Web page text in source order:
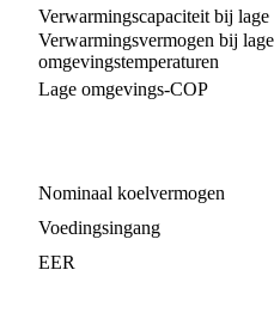
Verwarmingscapaciteit bij lage
Verwarmingsvermogen bij lage
omgevingstemperaturen
Lage omgevings-COP
Nominaal koelvermogen
Voedingsingang
EER